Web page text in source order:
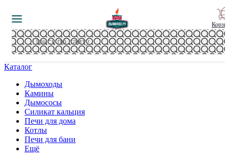
Каталог
Дымоходы
Камины
Дымососы
Силикат кальция
Печи для дома
Котлы
Печи для бани
Ещё